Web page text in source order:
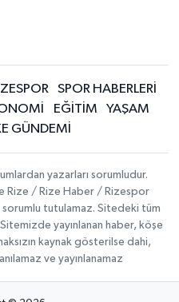
SPOR HABERLERİ
EĞİTİM
YAŞAM
GÜNDEMİ
yazarları sorumludur.
Rize / Rize Haber / Rizespor
tutulamaz. Sitedeki tüm
Sitemizde yayınlanan haber, köşe
kaynak gösterilse dahi,
ve yayınlanamaz